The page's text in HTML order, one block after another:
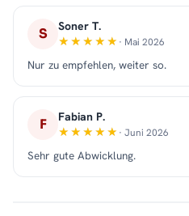
S Soner T.
· Mai 2026
Nur zu empfehlen, weiter so.
F Fabian P.
· Juni 2026
Sehr gute Abwicklung.